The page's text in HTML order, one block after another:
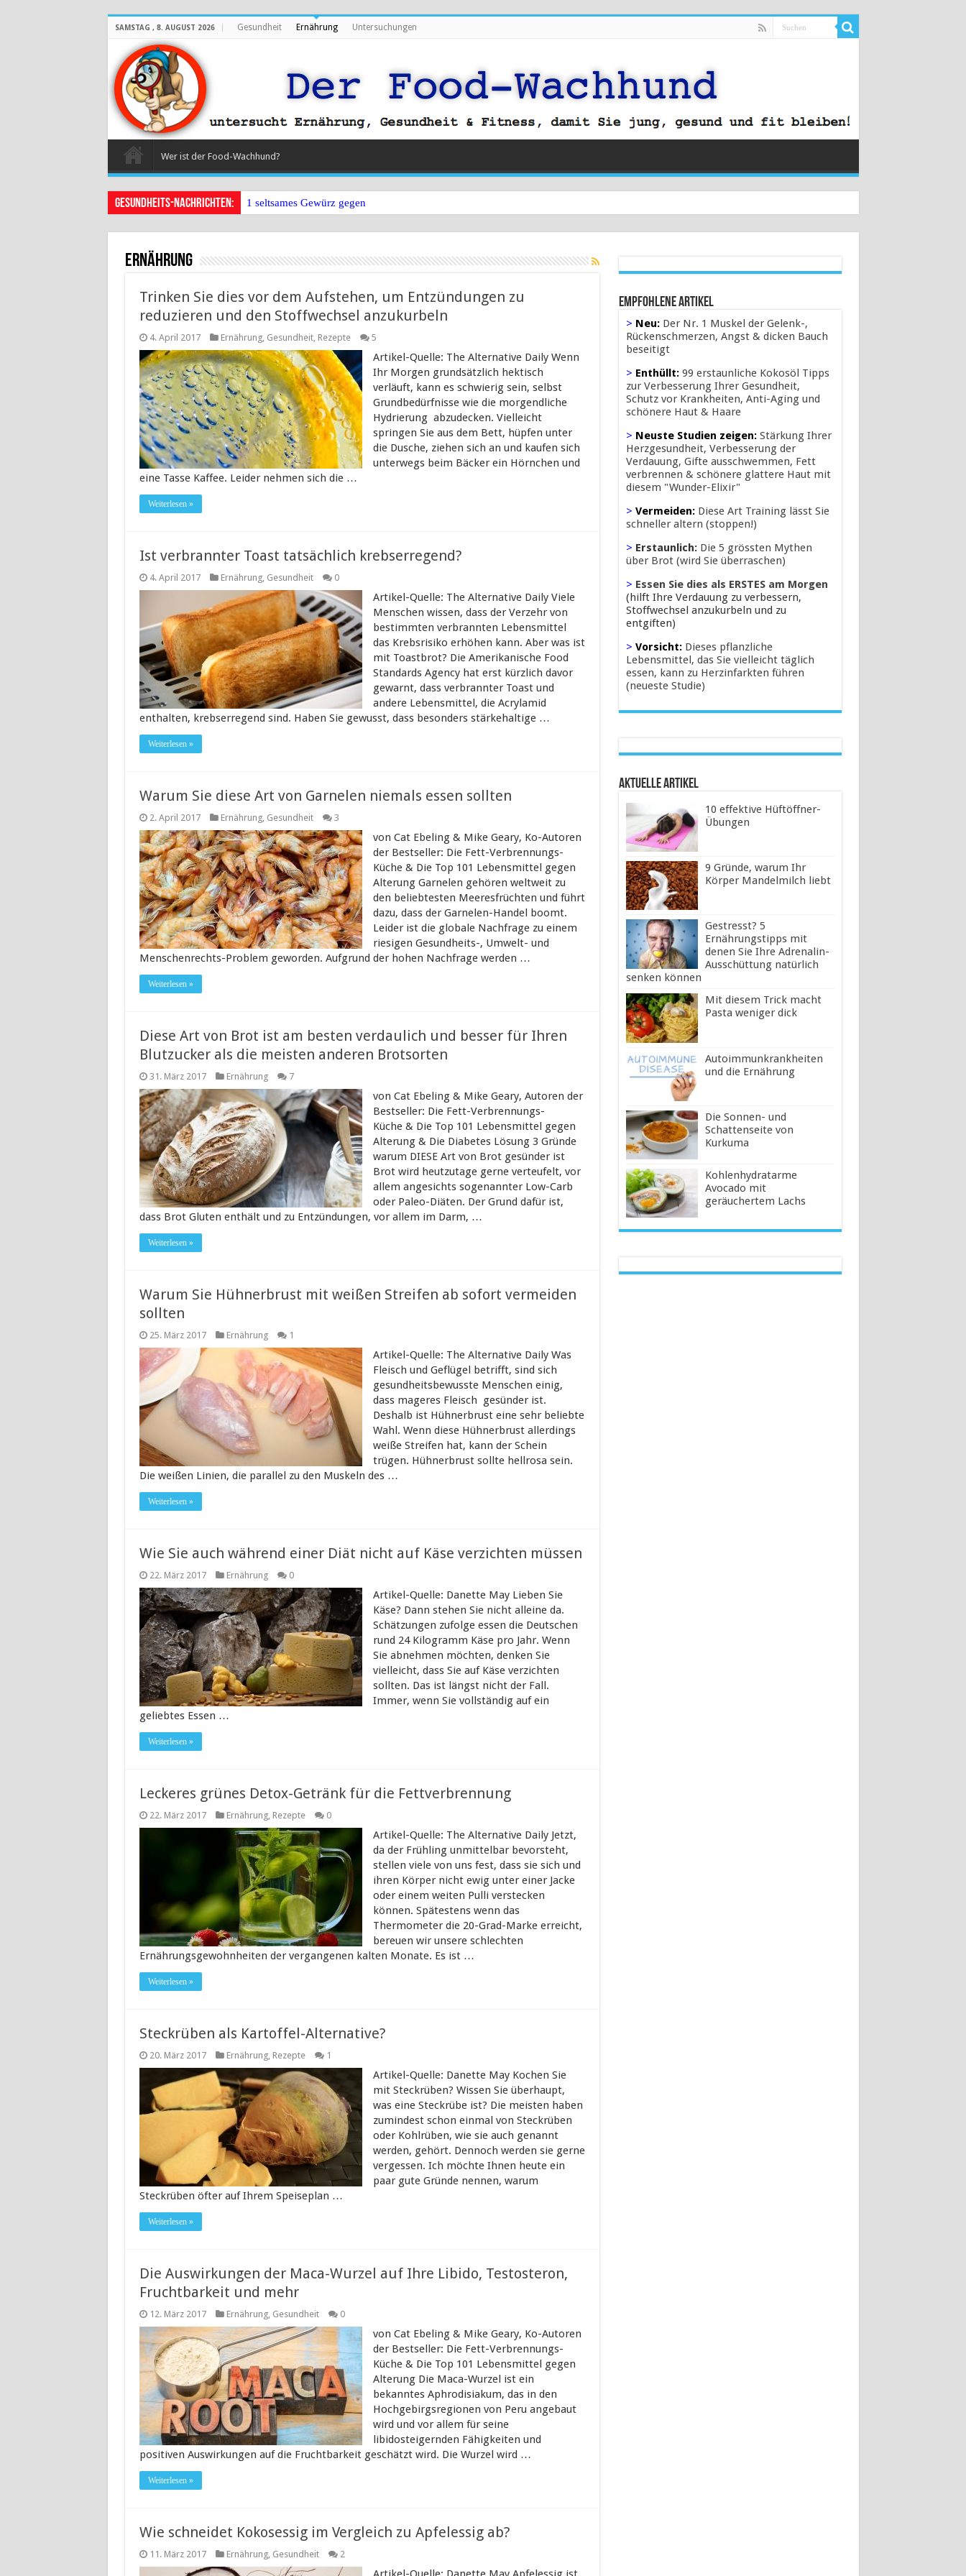
SAMSTAG , 8. AUGUST 2026 Gesundheit Ernährung Untersuchungen
Wer ist der Food-Wachhund?
Gesundheits-Nachrichten: 1 seltsames Gewürz gegen Bauchfett?
Ernährung
Trinken Sie dies vor dem Aufstehen, um Entzündungen zu
reduzieren und den Stoffwechsel anzukurbeln
4. April 2017 Ernährung, Gesundheit, Rezepte 5
Artikel-Quelle: The Alternative Daily Wenn
Ihr Morgen grundsätzlich hektisch
verläuft, kann es schwierig sein, selbst
Grundbedürfnisse wie die morgendliche
Hydrierung abzudecken. Vielleicht
springen Sie aus dem Bett, hüpfen unter
die Dusche, ziehen sich an und kaufen sich
unterwegs beim Bäcker ein Hörnchen und
eine Tasse Kaffee. Leider nehmen sich die …
Weiterlesen »
Ist verbrannter Toast tatsächlich krebserregend?
4. April 2017 Ernährung, Gesundheit 0
Artikel-Quelle: The Alternative Daily Viele
Menschen wissen, dass der Verzehr von
bestimmten verbrannten Lebensmittel
das Krebsrisiko erhöhen kann. Aber was ist
mit Toastbrot? Die Amerikanische Food
Standards Agency hat erst kürzlich davor
gewarnt, dass verbrannter Toast und
andere Lebensmittel, die Acrylamid
enthalten, krebserregend sind. Haben Sie gewusst, dass besonders stärkehaltige …
Weiterlesen »
Warum Sie diese Art von Garnelen niemals essen sollten
2. April 2017 Ernährung, Gesundheit 3
von Cat Ebeling & Mike Geary, Ko-Autoren
der Bestseller: Die Fett-Verbrennungs-
Küche & Die Top 101 Lebensmittel gegen
Alterung Garnelen gehören weltweit zu
den beliebtesten Meeresfrüchten und führt
dazu, dass der Garnelen-Handel boomt.
Leider ist die globale Nachfrage zu einem
riesigen Gesundheits-, Umwelt- und
Menschenrechts-Problem geworden. Aufgrund der hohen Nachfrage werden …
Weiterlesen »
Diese Art von Brot ist am besten verdaulich und besser für Ihren
Blutzucker als die meisten anderen Brotsorten
31. März 2017 Ernährung 7
von Cat Ebeling & Mike Geary, Autoren der
Bestseller: Die Fett-Verbrennungs-
Küche & Die Top 101 Lebensmittel gegen
Alterung & Die Diabetes Lösung 3 Gründe
warum DIESE Art von Brot gesünder ist
Brot wird heutzutage gerne verteufelt, vor
allem angesichts sogenannter Low-Carb
oder Paleo-Diäten. Der Grund dafür ist,
dass Brot Gluten enthält und zu Entzündungen, vor allem im Darm, …
Weiterlesen »
Warum Sie Hühnerbrust mit weißen Streifen ab sofort vermeiden
sollten
25. März 2017 Ernährung 1
Artikel-Quelle: The Alternative Daily Was
Fleisch und Geflügel betrifft, sind sich
gesundheitsbewusste Menschen einig,
dass mageres Fleisch gesünder ist.
Deshalb ist Hühnerbrust eine sehr beliebte
Wahl. Wenn diese Hühnerbrust allerdings
weiße Streifen hat, kann der Schein
trügen. Hühnerbrust sollte hellrosa sein.
Die weißen Linien, die parallel zu den Muskeln des …
Weiterlesen »
Wie Sie auch während einer Diät nicht auf Käse verzichten müssen
22. März 2017 Ernährung 0
Artikel-Quelle: Danette May Lieben Sie
Käse? Dann stehen Sie nicht alleine da.
Schätzungen zufolge essen die Deutschen
rund 24 Kilogramm Käse pro Jahr. Wenn
Sie abnehmen möchten, denken Sie
vielleicht, dass Sie auf Käse verzichten
sollten. Das ist längst nicht der Fall.
Immer, wenn Sie vollständig auf ein
geliebtes Essen …
Weiterlesen »
Leckeres grünes Detox-Getränk für die Fettverbrennung
22. März 2017 Ernährung, Rezepte 0
Artikel-Quelle: The Alternative Daily Jetzt,
da der Frühling unmittelbar bevorsteht,
stellen viele von uns fest, dass sie sich und
ihren Körper nicht ewig unter einer Jacke
oder einem weiten Pulli verstecken
können. Spätestens wenn das
Thermometer die 20-Grad-Marke erreicht,
bereuen wir unsere schlechten
Ernährungsgewohnheiten der vergangenen kalten Monate. Es ist …
Weiterlesen »
Steckrüben als Kartoffel-Alternative?
20. März 2017 Ernährung, Rezepte 1
Artikel-Quelle: Danette May Kochen Sie
mit Steckrüben? Wissen Sie überhaupt,
was eine Steckrübe ist? Die meisten haben
zumindest schon einmal von Steckrüben
oder Kohlrüben, wie sie auch genannt
werden, gehört. Dennoch werden sie gerne
vergessen. Ich möchte Ihnen heute ein
paar gute Gründe nennen, warum
Steckrüben öfter auf Ihrem Speiseplan …
Weiterlesen »
Die Auswirkungen der Maca-Wurzel auf Ihre Libido, Testosteron,
Fruchtbarkeit und mehr
12. März 2017 Ernährung, Gesundheit 0
von Cat Ebeling & Mike Geary, Ko-Autoren
der Bestseller: Die Fett-Verbrennungs-
Küche & Die Top 101 Lebensmittel gegen
Alterung Die Maca-Wurzel ist ein
bekanntes Aphrodisiakum, das in den
Hochgebirgsregionen von Peru angebaut
wird und vor allem für seine
libidosteigernden Fähigkeiten und
positiven Auswirkungen auf die Fruchtbarkeit geschätzt wird. Die Wurzel wird …
Weiterlesen »
Wie schneidet Kokosessig im Vergleich zu Apfelessig ab?
11. März 2017 Ernährung, Gesundheit 2
Empfohlene Artikel
> Neu: Der Nr. 1 Muskel der Gelenk-,
Rückenschmerzen, Angst & dicken Bauch
beseitigt
> Enthüllt: 99 erstaunliche Kokosöl Tipps
zur Verbesserung Ihrer Gesundheit,
Schutz vor Krankheiten, Anti-Aging und
schönere Haut & Haare
> Neuste Studien zeigen: Stärkung Ihrer
Herzgesundheit, Verbesserung der
Verdauung, Gifte ausschwemmen, Fett
verbrennen & schönere glattere Haut mit
diesem "Wunder-Elixir"
> Vermeiden: Diese Art Training lässt Sie
schneller altern (stoppen!)
> Erstaunlich: Die 5 grössten Mythen
über Brot (wird Sie überraschen)
> Essen Sie dies als ERSTES am Morgen
(hilft Ihre Verdauung zu verbessern,
Stoffwechsel anzukurbeln und zu
entgiften)
> Vorsicht: Dieses pflanzliche
Lebensmittel, das Sie vielleicht täglich
essen, kann zu Herzinfarkten führen
(neueste Studie)
Aktuelle Artikel
10 effektive Hüftöffner-
Übungen
9 Gründe, warum Ihr
Körper Mandelmilch liebt
Gestresst? 5
Ernährungstipps mit
denen Sie Ihre Adrenalin-
Ausschüttung natürlich
senken können
Mit diesem Trick macht
Pasta weniger dick
Autoimmunkrankheiten
und die Ernährung
Die Sonnen- und
Schattenseite von
Kurkuma
Kohlenhydratarme
Avocado mit
geräuchertem Lachs